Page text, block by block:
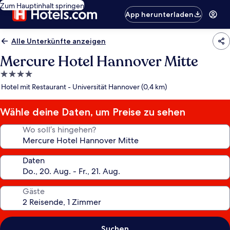
Zum Hauptinhalt springen
App herunterladen
Alle Unterkünfte anzeigen
Mercure Hotel Hannover Mitte
4.0-
Sterne-
Hotel mit Restaurant - Universität Hannover (0,4 km)
Wähle deine Daten, um Preise zu sehen
Wo soll’s hingehen?
Daten
Gäste